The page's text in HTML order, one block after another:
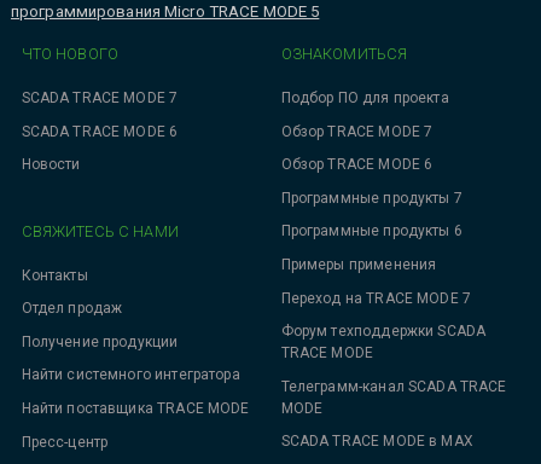
программирования Micro TRACE MODE 5
ЧТО НОВОГО
SCADA TRACE MODE 7
SCADA TRACE MODE 6
Новости
ОЗНАКОМИТЬСЯ
Подбор ПО для проекта
Обзор TRACE MODE 7
Обзор TRACE MODE 6
Программные продукты 7
Программные продукты 6
Примеры применения
Переход на TRACE MODE 7
Форум техподдержки SCADA
TRACE MODE
Телеграмм-канал SCADA TRACE
MODE
SCADA TRACE MODE в MAX
СВЯЖИТЕСЬ С НАМИ
Контакты
Отдел продаж
Получение продукции
Найти системного интегратора
Найти поставщика TRACE MODE
Пресс-центр